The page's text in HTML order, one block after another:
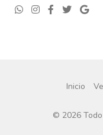
Inicio
© 2026